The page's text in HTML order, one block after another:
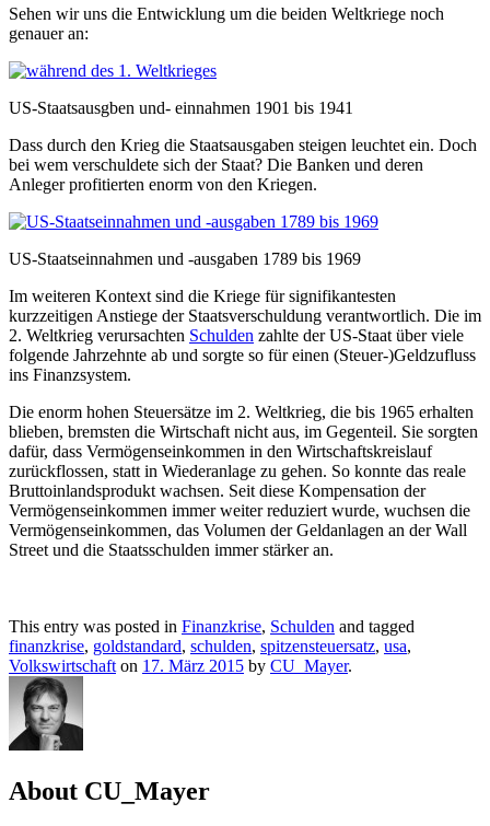
Sehen wir uns die Entwicklung um die beiden Weltkriege noch
genauer an:
US-Staatsausgben und- einnahmen 1901 bis 1941
Dass durch den Krieg die Staatsausgaben steigen leuchtet ein. Doch
bei wem verschuldete sich der Staat? Die Banken und deren
Anleger profitierten enorm von den Kriegen.
US-Staatseinnahmen und -ausgaben 1789 bis 1969
Im weiteren Kontext sind die Kriege für signifikantesten
kurzzeitigen Anstiege der Staatsverschuldung verantwortlich. Die im
2. Weltkrieg verursachten Schulden zahlte der US-Staat über viele
folgende Jahrzehnte ab und sorgte so für einen (Steuer-)Geldzufluss
ins Finanzsystem.
Die enorm hohen Steuersätze im 2. Weltkrieg, die bis 1965 erhalten
blieben, bremsten die Wirtschaft nicht aus, im Gegenteil. Sie sorgten
dafür, dass Vermögenseinkommen in den Wirtschaftskreislauf
zurückflossen, statt in Wiederanlage zu gehen. So konnte das reale
Bruttoinlandsprodukt wachsen. Seit diese Kompensation der
Vermögenseinkommen immer weiter reduziert wurde, wuchsen die
Vermögenseinkommen, das Volumen der Geldanlagen an der Wall
Street und die Staatsschulden immer stärker an.
This entry was posted in Finanzkrise, Schulden and tagged
finanzkrise, goldstandard, schulden, spitzensteuersatz, usa,
Volkswirtschaft on 17. März 2015 by CU_Mayer.
About CU_Mayer